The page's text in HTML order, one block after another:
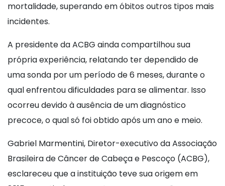
mortalidade, superando em óbitos outros tipos mais
incidentes.
A presidente da ACBG ainda compartilhou sua
própria experiência, relatando ter dependido de
uma sonda por um período de 6 meses, durante o
qual enfrentou dificuldades para se alimentar. Isso
ocorreu devido à ausência de um diagnóstico
precoce, o qual só foi obtido após um ano e meio.
Gabriel Marmentini, Diretor-executivo da Associação
Brasileira de Câncer de Cabeça e Pescoço (ACBG),
esclareceu que a instituição teve sua origem em